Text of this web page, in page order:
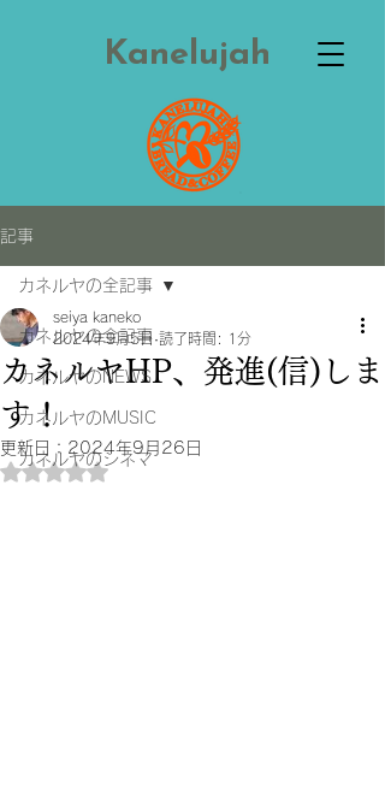
Kanelujah
記事
カネルヤの全記事
カネルヤのNEWS
カネルヤのMUSIC
カネルヤのシネマ
カネルヤの全記事
カネルヤHP、発進(信)しま
す！
seiya kaneko
2024年9月5日 読了時間: 1分
更新日： 2024年9月26日
5つ星のうちNaNと評価されています。